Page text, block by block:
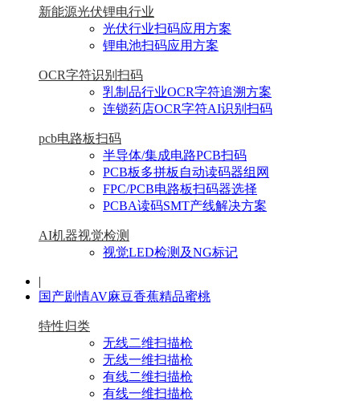
新能源光伏锂电行业
光伏行业扫码应用方案
锂电池扫码应用方案
OCR字符识别扫码
乳制品行业OCR字符追溯方案
连锁药店OCR字符AI识别扫码
pcb电路板扫码
半导体/集成电路PCB扫码
PCB板多拼板自动读码器组网
FPC/PCB电路板扫码器选择
PCBA读码SMT产线解决方案
AI机器视觉检测
视觉LED检测及NG标记
|
国产剧情AV麻豆香蕉精品蜜桃
特性归类
无线二维扫描枪
无线一维扫描枪
有线二维扫描枪
有线一维扫描枪